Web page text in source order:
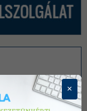
×